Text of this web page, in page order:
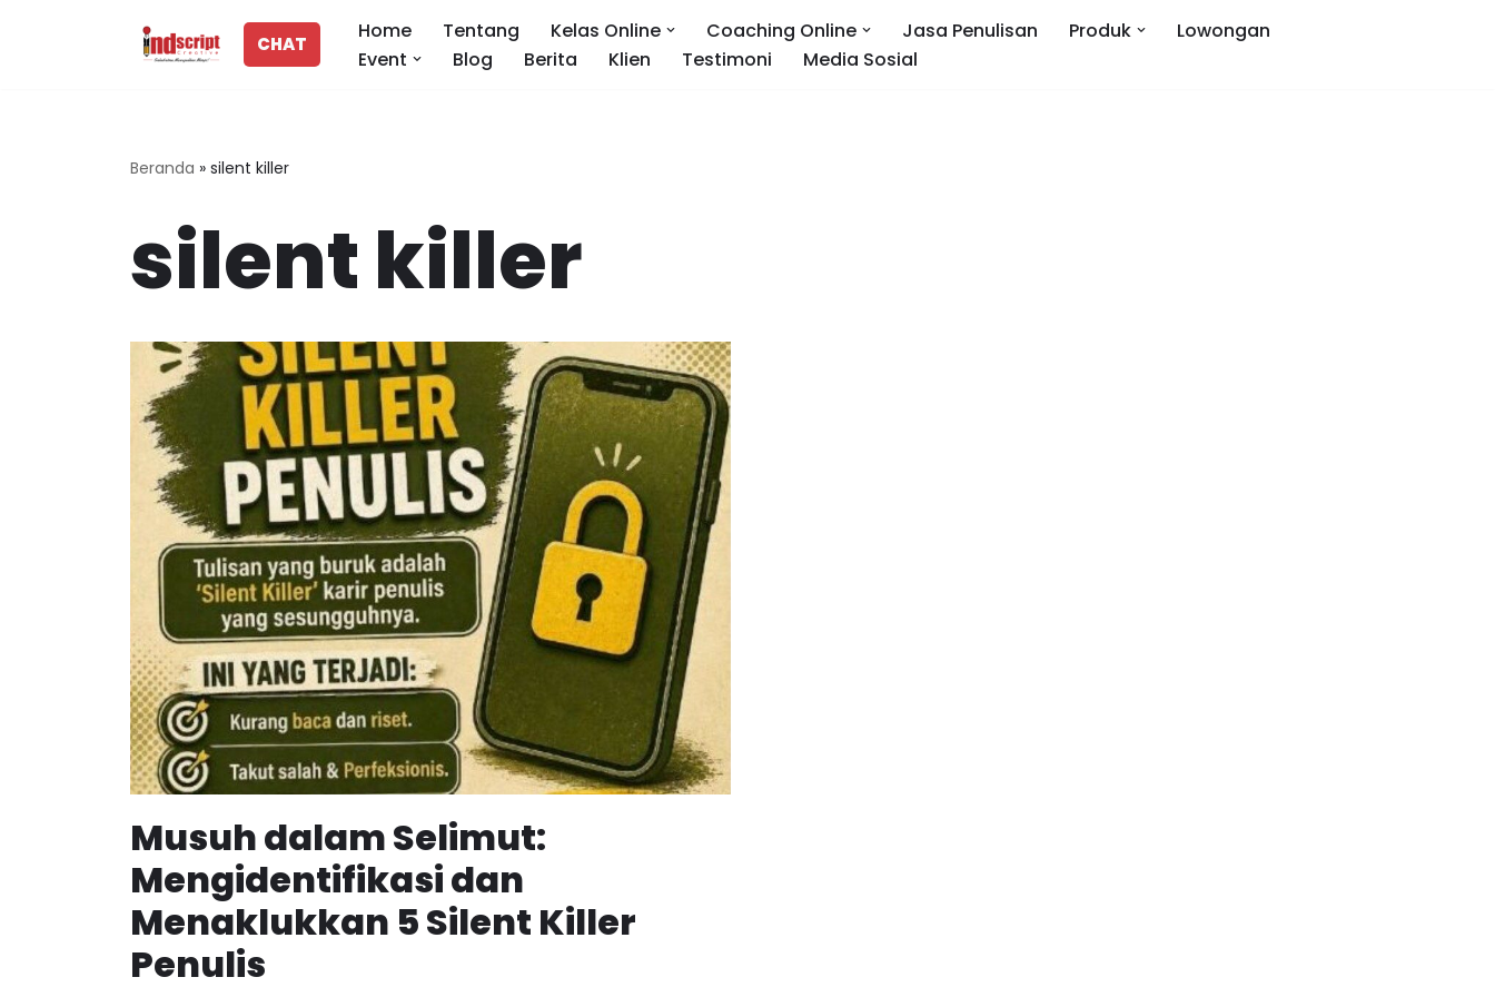
CHAT
Home Tentang Kelas Online Coaching Online Jasa Penulisan Produk
Lowongan
Event
Blog Berita Klien Testimoni Media Sosial
Beranda » silent killer
silent killer
Musuh dalam Selimut:
Mengidentifikasi dan
Menaklukkan 5 Silent Killer
Penulis